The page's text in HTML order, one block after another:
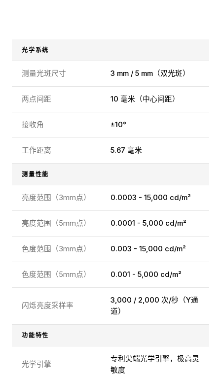
光学系统
测量光斑尺寸 3 mm / 5 mm（双光斑）
两点间距 10 毫米（中心间距）
接收角 ±10°
工作距离 5.67 毫米
测量性能
亮度范围（3mm点） 0.0003 - 15,000 cd/m²
亮度范围（5mm点） 0.0001 - 5,000 cd/m²
色度范围（3mm点） 0.003 - 15,000 cd/m²
色度范围（5mm点） 0.001 - 5,000 cd/m²
闪烁亮度采样率
3,000 / 2,000 次/秒（Y通
道）
功能特性
光学引擎
专利尖端光学引擎，极高灵
敏度